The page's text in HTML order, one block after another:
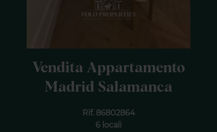
Vendita Appartamento
Madrid Salamanca
Rif. 86802864
6 locali